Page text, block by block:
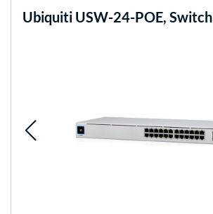
Ubiquiti USW-24-POE, Switch